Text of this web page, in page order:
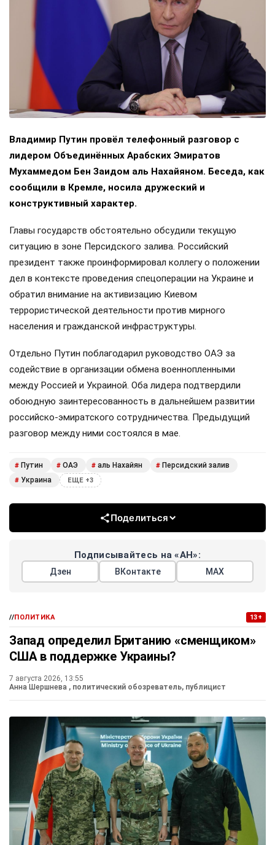
Владимир Путин провёл телефонный разговор с
лидером Объединённых Арабских Эмиратов
Мухаммедом Бен Заидом аль Нахайяном. Беседа, как
сообщили в Кремле, носила дружеский и
конструктивный характер.
Главы государств обстоятельно обсудили текущую
ситуацию в зоне Персидского залива. Российский
президент также проинформировал коллегу о положении
дел в контексте проведения спецоперации на Украине и
обратил внимание на активизацию Киевом
террористической деятельности против мирного
населения и гражданской инфраструктуры.
Отдельно Путин поблагодарил руководство ОАЭ за
содействие в организации обмена военнопленными
между Россией и Украиной. Оба лидера подтвердили
обоюдную заинтересованность в дальнейшем развитии
российско-эмиратского сотрудничества. Предыдущий
разговор между ними состоялся в мае.
# Путин # ОАЭ # аль Нахайян # Персидский залив
# Украина ЕЩЕ +3
Поделиться
Подписывайтесь на «АН»:
Дзен ВКонтакте МАХ
//ПОЛИТИКА 13+
Запад определил Британию «сменщиком»
США в поддержке Украины?
7 августа 2026, 13:55
Анна Шершнева , политический обозреватель, публицист